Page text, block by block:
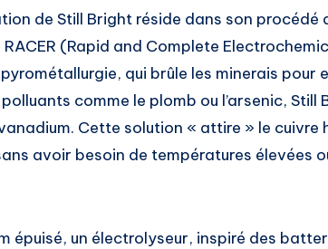
de Still Bright réside dans son procédé
(Rapid and Complete
qui brûle les minerais pour
comme le plomb ou l’arsenic, Still
Cette solution « attire » le cuivre
avoir besoin de températures élevées
épuisé, un électrolyseur, inspiré des